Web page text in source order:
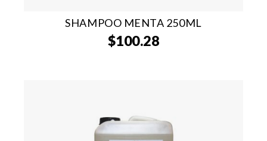
SHAMPOO MENTA 250ML
$100.28